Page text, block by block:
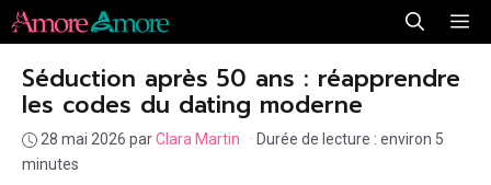
Aller
au
contenu
Séduction après 50 ans : réapprendre
les codes du dating moderne
28 mai 2026 parClara Martin · Durée de lecture : environ 5
minutes